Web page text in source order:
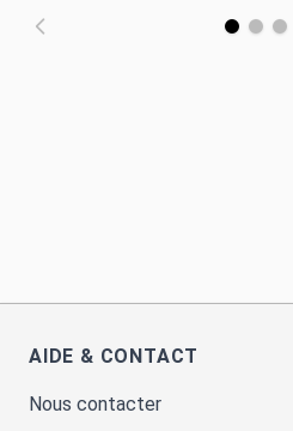
AIDE & CONTACT
Nous contacter